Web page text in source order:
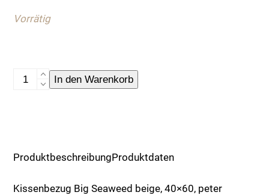
Vorrätig
KissenbezugIn den Warenkorb
ProduktbeschreibungProduktdaten
Kissenbezug Big Seaweed beige, 40×60, peter